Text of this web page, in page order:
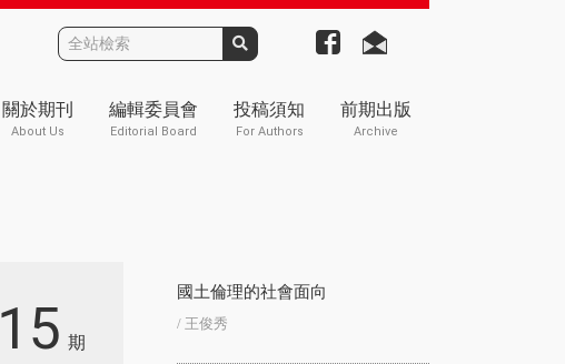
關於期刊
About Us
編輯委員會
Editorial Board
投稿須知
For Authors
前期出版
Archive
15 期
國土倫理的社會面向
/ 王俊秀